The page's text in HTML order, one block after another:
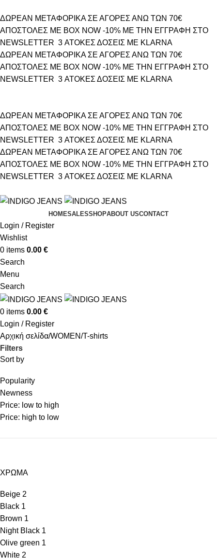
ΔΩΡΕΑΝ ΜΕΤΑΦΟΡΙΚΑ ΣΕ ΑΓΟΡΕΣ ΑΝΩ ΤΩΝ 70€
ΑΠΟΣΤΟΛΕΣ ΜΕ BOX NOW -10% ΜΕ ΤΗΝ ΕΓΓΡΑΦΗ ΣΤΟ
NEWSLETTER 3 ΑΤΟΚΕΣ ΔΟΣΕΙΣ ΜΕ KLARNA
ΔΩΡΕΑΝ ΜΕΤΑΦΟΡΙΚΑ ΣΕ ΑΓΟΡΕΣ ΑΝΩ ΤΩΝ 70€
ΑΠΟΣΤΟΛΕΣ ΜΕ BOX NOW -10% ΜΕ ΤΗΝ ΕΓΓΡΑΦΗ ΣΤΟ
NEWSLETTER 3 ΑΤΟΚΕΣ ΔΟΣΕΙΣ ΜΕ KLARNA
ΔΩΡΕΑΝ ΜΕΤΑΦΟΡΙΚΑ ΣΕ ΑΓΟΡΕΣ ΑΝΩ ΤΩΝ 70€
ΑΠΟΣΤΟΛΕΣ ΜΕ BOX NOW -10% ΜΕ ΤΗΝ ΕΓΓΡΑΦΗ ΣΤΟ
NEWSLETTER 3 ΑΤΟΚΕΣ ΔΟΣΕΙΣ ΜΕ KLARNA
ΔΩΡΕΑΝ ΜΕΤΑΦΟΡΙΚΑ ΣΕ ΑΓΟΡΕΣ ΑΝΩ ΤΩΝ 70€
ΑΠΟΣΤΟΛΕΣ ΜΕ BOX NOW -10% ΜΕ ΤΗΝ ΕΓΓΡΑΦΗ ΣΤΟ
NEWSLETTER 3 ΑΤΟΚΕΣ ΔΟΣΕΙΣ ΜΕ KLARNA
HOMESALESSHOPABOUT USCONTACT
Login / Register
Wishlist
0 items 0.00 €
Search
Menu
Search
0 items 0.00 €
Login / Register
Αρχική σελίδα WOMEN T-shirts
Filters
Sort by
Popularity
Newness
Price: low to high
Price: high to low
ΧΡΩΜΑ
Beige 2
Black 1
Brown 1
Night Black 1
Olive green 1
White 2